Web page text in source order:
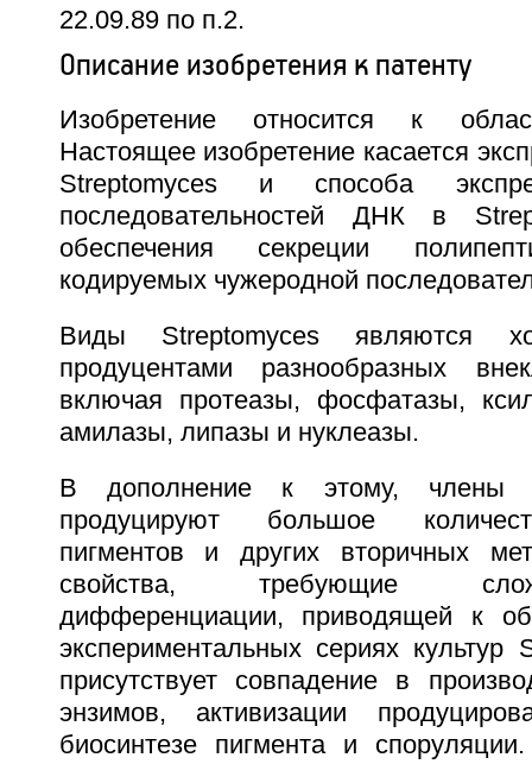
22.09.89 по п.2.
Описание изобретения к патенту
Изобретение относится к
Настоящее изобретение касается
Streptomyces и способа
последовательностей ДНК в
обеспечения секреции
кодируемых чужеродной
Виды Streptomyces являются
продуцентами разнообразных
включая протеазы, фосфатазы,
амилазы, липазы и нуклеазы.
В дополнение к этому, члены
продуцируют большое
пигментов и других вторичных
свойства, требующие
дифференциации, приводящей к
экспериментальных сериях культур
присутствует совпадение в
энзимов, активизации
биосинтезе пигмента и